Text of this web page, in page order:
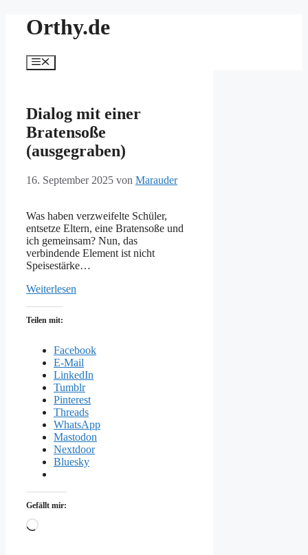
InhaltOrthy.de
Menü
Dialog mit einer
Bratensoße
(ausgegraben)
16. September 2025 von Marauder
Was haben verzweifelte Schüler,
entsetze Eltern, eine Bratensoße und
ich gemeinsam? Nun, das
verbindende Element ist nicht
Speisestärke…
Weiterlesen
Teilen mit:
Facebook
E-Mail
LinkedIn
Tumblr
Pinterest
Threads
WhatsApp
Mastodon
Nextdoor
Bluesky
Gefällt mir:
Wird